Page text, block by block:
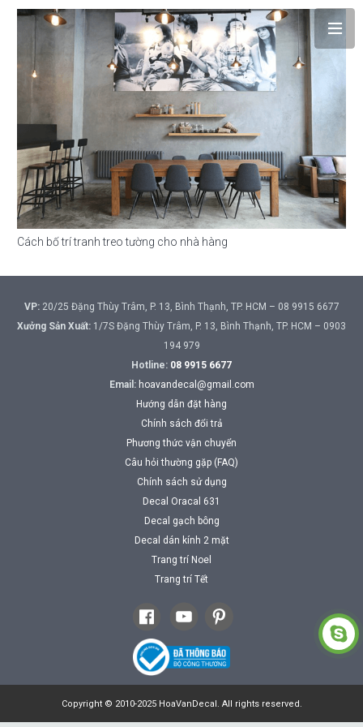
Cách bố trí tranh treo tường cho nhà hàng
VP:20/25 Đặng Thùy Trâm, P. 13, Bình Thạnh, TP. HCM – 08 9915 6677
Xưởng Sản Xuất: 1/7S Đặng Thùy Trâm, P. 13, Bình Thạnh, TP. HCM – 0903
194 979
Hotline: 08 9915 6677
Email: hoavandecal@gmail.com
Hướng dẫn đặt hàng
Chính sách đổi trả
Phương thức vận chuyển
Câu hỏi thường gặp (FAQ)
Chính sách sử dụng
Decal Oracal 631
Decal gạch bông
Decal dán kính 2 mặt
Trang trí Noel
Trang trí Tết
Copyright © 2010-2025 HoaVanDecal. All rights reserved.